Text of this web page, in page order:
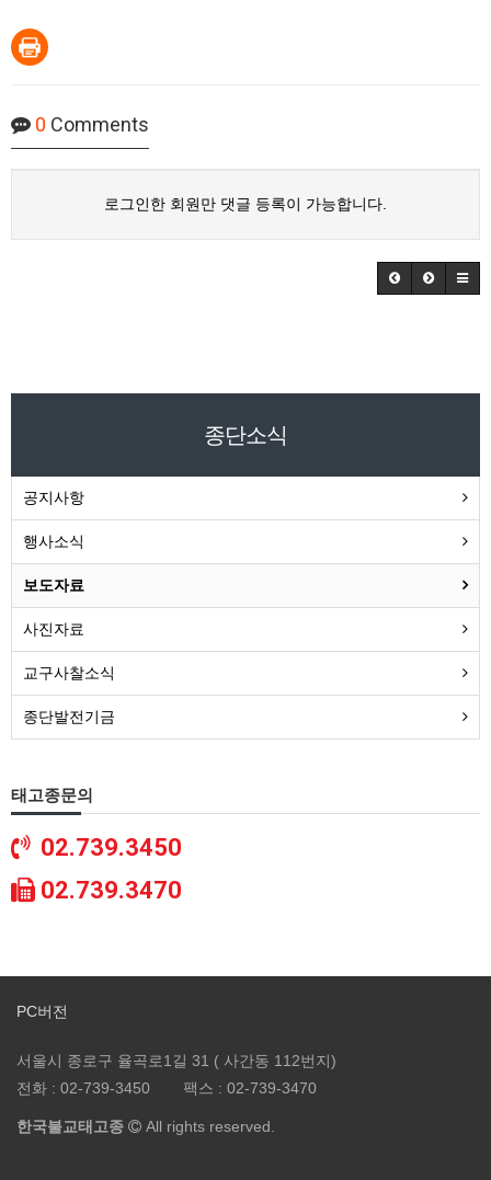
0 Comments
로그인한 회원만 댓글 등록이 가능합니다.
종단소식
공지사항
행사소식
보도자료
사진자료
교구사찰소식
종단발전기금
태고종문의
02.739.3450
02.739.3470
PC버전
서울시 종로구 율곡로1길 31 ( 사간동 112번지)
전화 : 02-739-3450 팩스 : 02-739-3470
한국불교태고종 All rights reserved.